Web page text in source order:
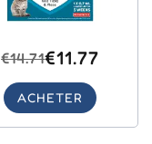
€14.71€11.77
ACHETER